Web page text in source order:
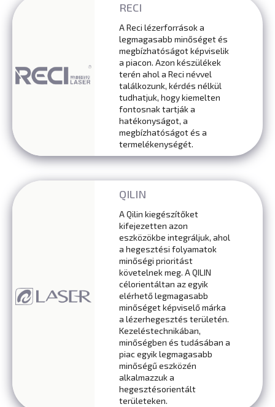
RECI
A Reci lézerforrások a
legmagasabb minőséget és
megbízhatóságot képviselik
a piacon. Azon készülékek
terén ahol a Reci névvel
találkozunk, kérdés nélkül
tudhatjuk, hogy kiemelten
fontosnak tartják a
hatékonyságot, a
megbízhatóságot és a
termelékenységét.
QILIN
A Qilin kiegészítőket
kifejezetten azon
eszközökbe integráljuk, ahol
a hegesztési folyamatok
minőségi prioritást
követelnek meg. A QILIN
célorientáltan az egyik
elérhető legmagasabb
minőséget képviselő márka
a lézerhegesztés területén.
Kezeléstechnikában,
minőségben és tudásában a
piac egyik legmagasabb
minőségű eszközén
alkalmazzuk a
hegesztésorientált
területeken.